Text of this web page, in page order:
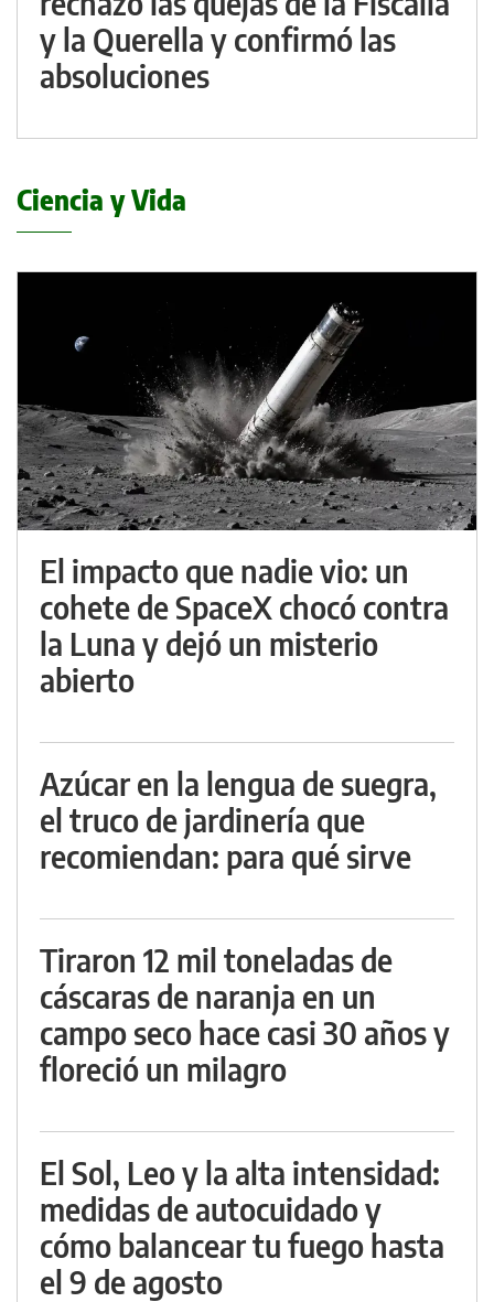
y la Querella y confirmó las
absoluciones
Ciencia y Vida
El impacto que nadie vio: un
cohete de SpaceX chocó contra
la Luna y dejó un misterio
abierto
Azúcar en la lengua de suegra,
el truco de jardinería que
recomiendan: para qué sirve
Tiraron 12 mil toneladas de
cáscaras de naranja en un
campo seco hace casi 30 años y
floreció un milagro
El Sol, Leo y la alta intensidad:
medidas de autocuidado y
cómo balancear tu fuego hasta
el 9 de agosto